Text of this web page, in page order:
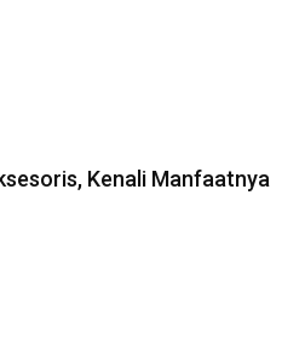
Kenali Manfaatnya